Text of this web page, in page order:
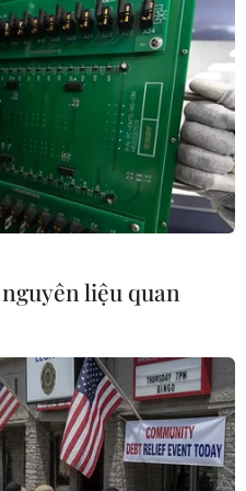
học Stanford của Mỹ
luận cho rằng nhà máy
đóng cửa tổ hợp này là
Nhưỡng.
liệu quan